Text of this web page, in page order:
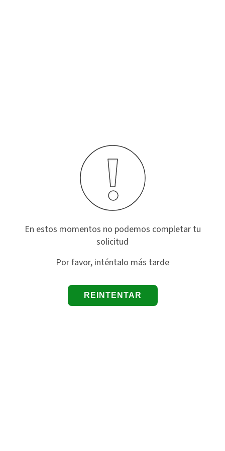
En estos momentos no podemos completar tu
solicitud
Por favor, inténtalo más tarde
REINTENTAR